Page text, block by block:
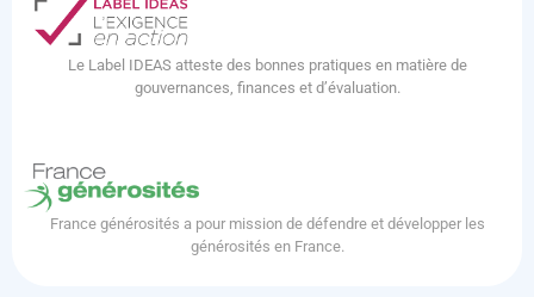
Le Label IDEAS atteste des bonnes pratiques en matière de
gouvernances, finances et d’évaluation.
France générosités a pour mission de défendre et développer les
générosités en France.